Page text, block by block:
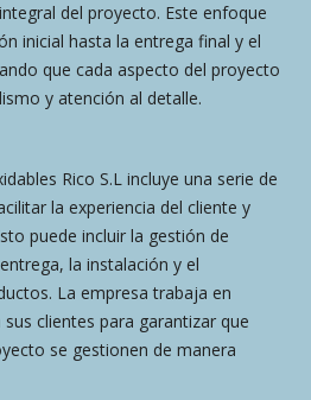
del proyecto. Este enfoque
inicial hasta la entrega final y el
que cada aspecto del proyecto
y atención al detalle.
Rico S.L incluye una serie de
la experiencia del cliente y
puede incluir la gestión de
la instalación y el
La empresa trabaja en
clientes para garantizar que
se gestionen de manera